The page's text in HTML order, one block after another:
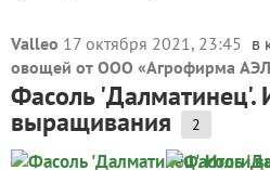
Valleo 17 октября 2021, 23:45 в
овощей от ООО «Агрофирма
Фасоль 'Далматинец'.
выращивания 2